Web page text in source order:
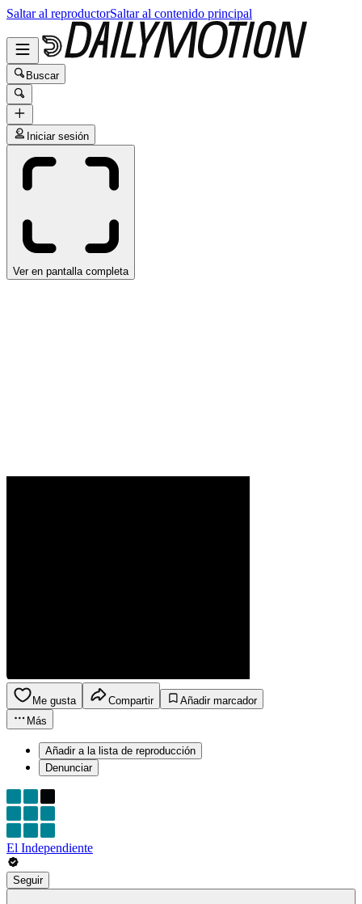
Saltar al reproductorSaltar al contenido principal
Buscar
Iniciar sesión
Ver en pantalla completa
Me gusta Compartir
Añadir marcador
Más
Añadir a la lista de reproducción
Denunciar
El Independiente
Seguir